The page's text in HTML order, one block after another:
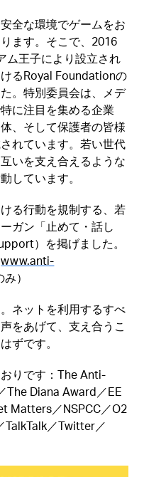
全な環境でゲームをお
ます。そこで、2016
ム王子により設立され
るRoyal Foundationの
。特別委員会は、メデ
に注目を集める企業
、そして保護者の皆様
れています。若い世代
いを支え合えるような
しています。
る行動を規制する、若
ガン「止めて・話し
）を掲げました。
www.anti-
）
ネットを利用するすべ
をあげて、支え合うこ
ずです。
りです：The Anti-
The Diana Award／EE
Matters／NSPCC／O2
／Twitter／